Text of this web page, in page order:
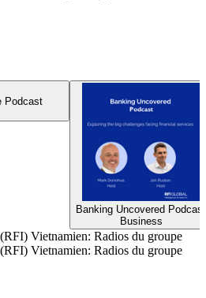
Podcast
Banking Uncovered Podcast
Business
Vietnamien: Radios du groupe
Vietnamien: Radios du groupe